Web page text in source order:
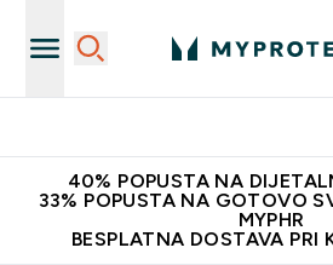
40% POPUSTA NA
33% POPUSTA NA GOTOVO
MYPHR
BESPLATNA DOSTAVA PRI